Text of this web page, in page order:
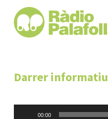
Darrer informatiu
00:00